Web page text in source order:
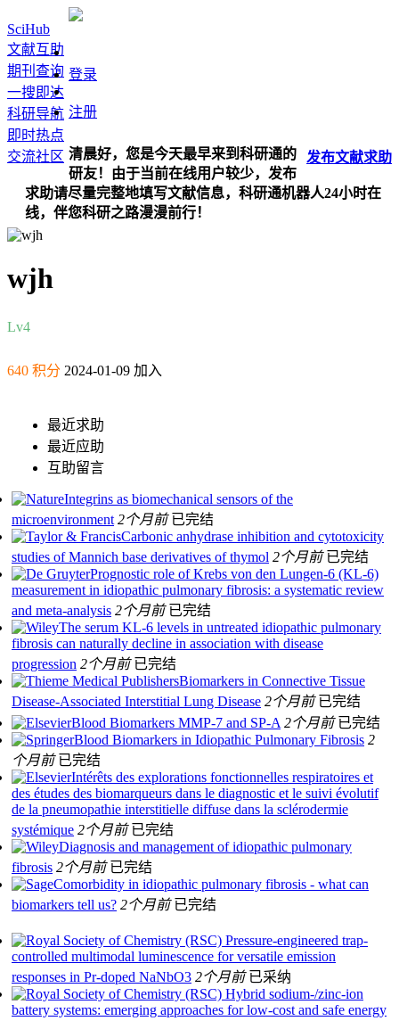
SciHub
文献互助
期刊查询
一搜即达
科研导航
即时热点
交流社区
登录
注册
发布文献求助
清晨好，您是今天最早来到科研通的
研友！由于当前在线用户较少，发布
求助请尽量完整地填写文献信息，科研通机器人24小时在
线，伴您科研之路漫漫前行！
wjh
Lv4
640 积分 2024-01-09 加入
最近求助
最近应助
互助留言
Integrins as biomechanical sensors of the
microenvironment 2个月前 已完结
Carbonic anhydrase inhibition and cytotoxicity
studies of Mannich base derivatives of thymol 2个月前 已完结
Prognostic role of Krebs von den Lungen-6 (KL-6)
measurement in idiopathic pulmonary fibrosis: a systematic review
and meta-analysis 2个月前 已完结
The serum KL‐6 levels in untreated idiopathic pulmonary
fibrosis can naturally decline in association with disease
progression 2个月前 已完结
Biomarkers in Connective Tissue
Disease-Associated Interstitial Lung Disease 2个月前 已完结
Blood Biomarkers MMP-7 and SP-A 2个月前 已完结
Blood Biomarkers in Idiopathic Pulmonary Fibrosis 2
个月前 已完结
Intérêts des explorations fonctionnelles respiratoires et
des études des biomarqueurs dans le diagnostic et le suivi évolutif
de la pneumopathie interstitielle diffuse dans la sclérodermie
systémique 2个月前 已完结
Diagnosis and management of idiopathic pulmonary
fibrosis 2个月前 已完结
Comorbidity in idiopathic pulmonary fibrosis - what can
biomarkers tell us? 2个月前 已完结
Pressure-engineered trap-
controlled multimodal luminescence for versatile emission
responses in Pr-doped NaNbO3 2个月前 已采纳
Hybrid sodium-/zinc-ion
battery systems: emerging approaches for low-cost and safe energy